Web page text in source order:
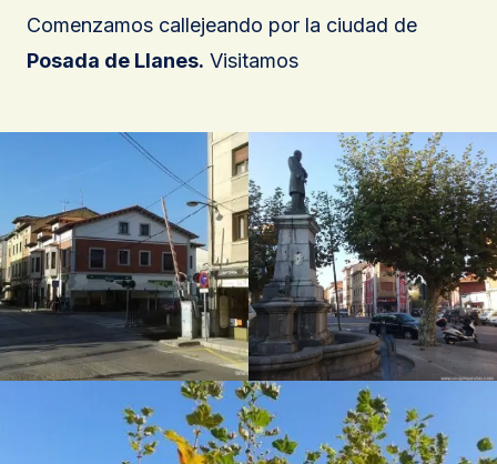
Comenzamos callejeando por la ciudad de
Posada de Llanes. Visitamos